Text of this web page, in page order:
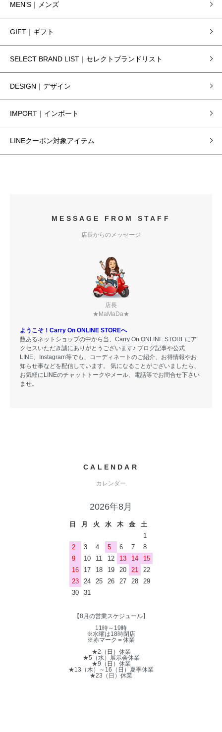
MEN’S｜メンズ
GIFT｜ギフト
SELECT BRAND LIST｜セレクトブランドリスト
DESIGN｜デザイン
IMPORT｜インポート
LINEクーポン対象アイテム
MESSAGE FROM STAFF
店長からのメッセージ
店長
★MaMaDa★
ようこそ！Carry On ONLINE STOREへ
数あるネットショップの中から当、Carry On ONLINE STOREにア
クセスいただき誠にありがとうございます♪ ブログ記事や公式
LINE、Instagram等でも、コーディネートのご紹介、お得情報やお
知らせ事などを配信しています。 気になることがございましたら、
お気軽にLINEのチャットトークやメール、電話等でお問合せ下さい
ませ。
CALENDAR
カレンダー
2026年8月
日 月 火 水 木 金
土
1
2
3 4 5 6 7
8
9
10 11 12 13 14
15
16
17 18 19 20 21
22
23
24 25 26 27 28
29
30
31
【8月の営業スケジュール】
11時～19時
※水曜は18時閉店
※赤マーク＝休業
★2（日）休業
★5（水）展示会休業
★9（日）休業
★13（木）～16（日）夏季休業
★23（日）休業